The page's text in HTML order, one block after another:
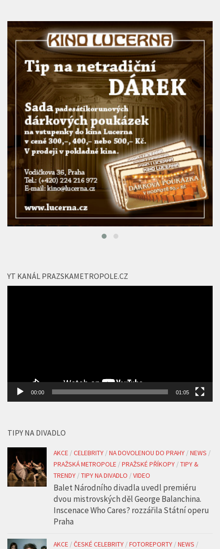
YT KANÁL PRAZSKAMETROPOLE.CZ
00:00 01:05
TIPY NA DIVADLO
AKCE /CELEBRITY /NA DOVOLENOU DO PRAHY /NEWS /
PRAŽSKÁ METROPOLE /PRAŽSKÉ PŘÍKOPY /TIPY &
TRENDY /TIPY NA DIVADLO /VIDEO
Balet Národního divadla uvedl premiéru
dvou mistrovských děl George Balanchina.
Inscenace Who Cares? rozzářila Státní operu
Praha
AKCE /ČESKÉ CELEBRITY /FOTOREPORTY /NEWS /